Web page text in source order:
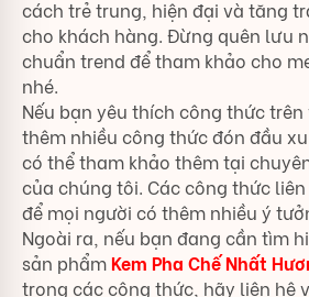
cách trẻ trung, hiện đại và tăng
cho khách hàng. Đừng quên lưu
chuẩn trend để tham khảo cho
nhé.
Nếu bạn yêu thích công thức
thêm nhiều công thức đón đầu
có thể tham khảo thêm tại
của chúng tôi. Các công thức
để mọi người có thêm nhiều ý
Ngoài ra, nếu bạn đang cần tìm
sản phẩmKem Pha Chế Nhất
trong các công thức, hãy liên hệ